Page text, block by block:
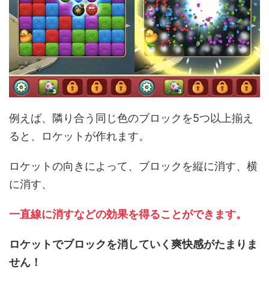
例えば、隣り合う同じ色のブロックを5つ以上揃え
ると、ロケットが作れます。
ロケットの向きによって、ブロックを縦に消す、横
に消す、
一直線に消すなどの効果を得ることができます。
ロケットでブロックを消していく爽快感がたまりま
せん！